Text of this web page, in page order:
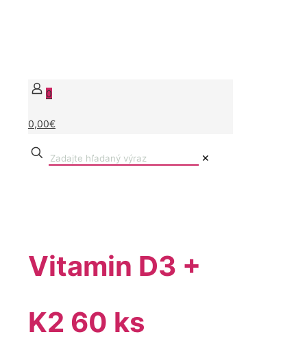
0
0,00€
✕
Vitamin D3 +
K2 60 ks